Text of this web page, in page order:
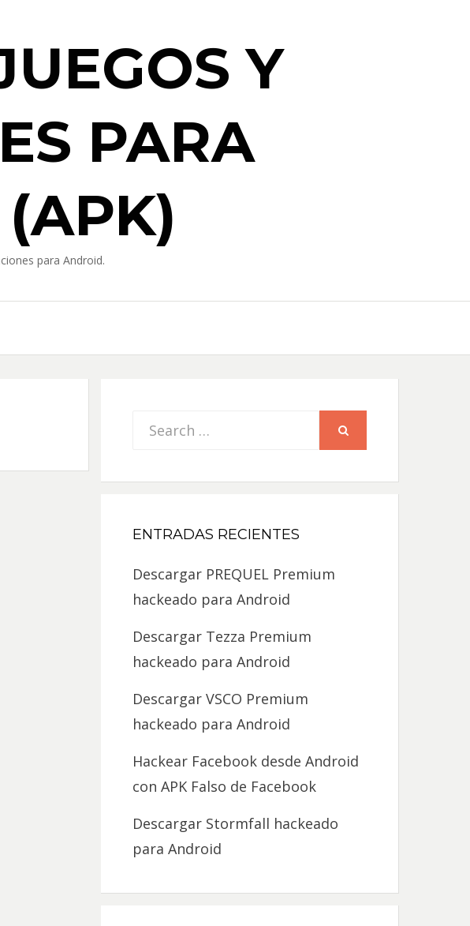
Y
PARA
para Android.
Search
ENTRADAS RECIENTES
Descargar PREQUEL Premium
hackeado para Android
Descargar Tezza Premium
hackeado para Android
Descargar VSCO Premium
hackeado para Android
Hackear Facebook desde Android
con APK Falso de Facebook
Descargar Stormfall hackeado
para Android